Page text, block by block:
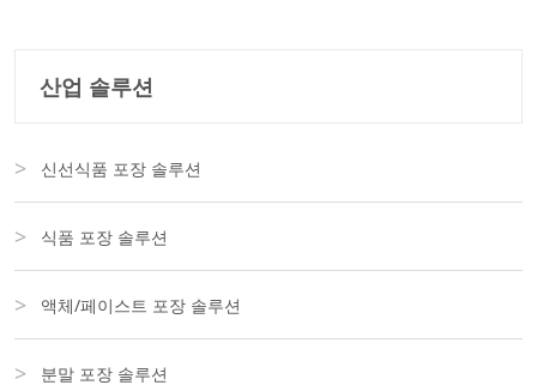
산업 솔루션
신선식품 포장 솔루션
식품 포장 솔루션
액체/페이스트 포장 솔루션
분말 포장 솔루션